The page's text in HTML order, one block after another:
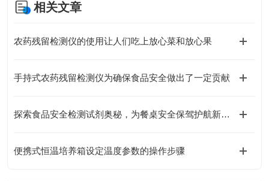
相关文章
农药残留检测仪的使用让人们吃上放心菜和放心果
手持式农药残留检测仪为确保食品安全做出了一定贡献
探索食品安全检测试剂奥秘，为餐桌安全保驾护航新篇章
便携式恒温培养箱设定温度参数的操作步骤